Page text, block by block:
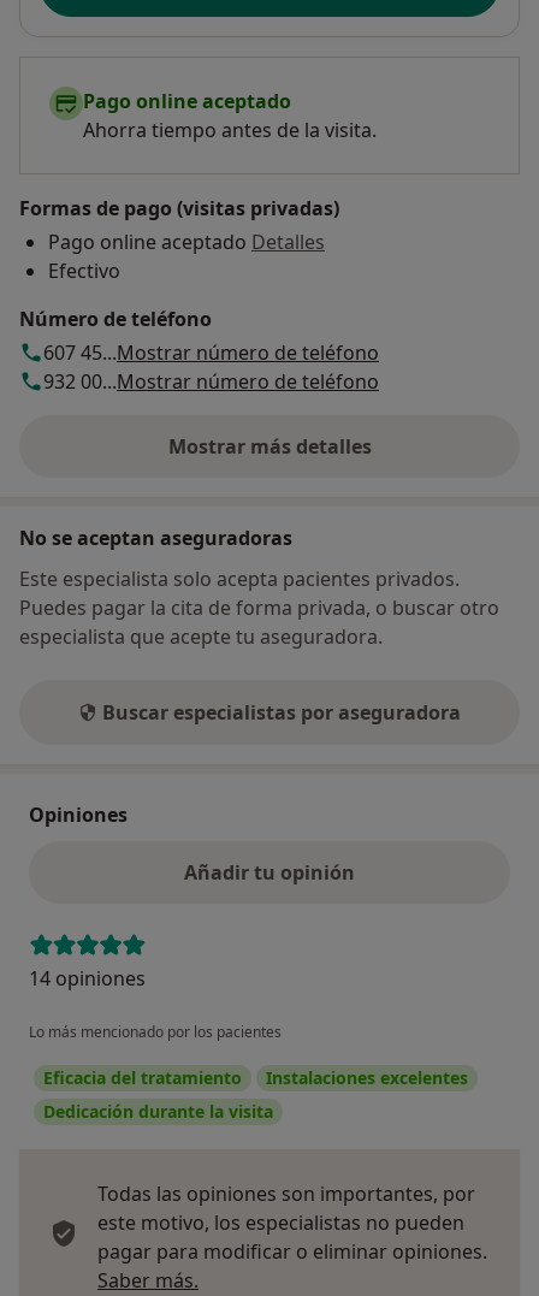
Pago online aceptado
Ahorra tiempo antes de la visita.
Formas de pago (visitas privadas)
Pago online aceptado Detalles
Efectivo
Número de teléfono
607 45...Mostrar número de teléfono
932 00...Mostrar número de teléfono
Mostrar más detalles
sobre la dirección
No se aceptan aseguradoras
Este especialista solo acepta pacientes privados.
Puedes pagar la cita de forma privada, o buscar otro
especialista que acepte tu aseguradora.
Buscar especialistas por aseguradora
Opiniones
Añadir tu opinión
14 opiniones
Lo más mencionado por los pacientes
Eficacia del tratamiento
Instalaciones excelentes
Dedicación durante la visita
Todas las opiniones son importantes, por
este motivo, los especialistas no pueden
pagar para modificar o eliminar opiniones.
Saber más.